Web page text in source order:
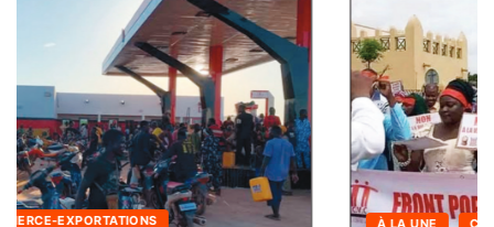
À LA UNE INTERNATIONAL